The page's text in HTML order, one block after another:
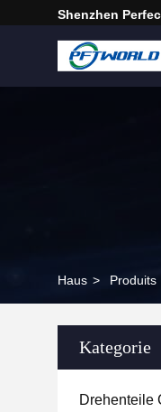
Shenzhen
Haus > Produits
Kategorie
Drehenteile